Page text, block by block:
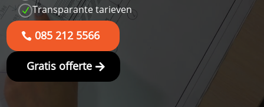
N Transparante tarieven
085 212 5566
Gratis offerte